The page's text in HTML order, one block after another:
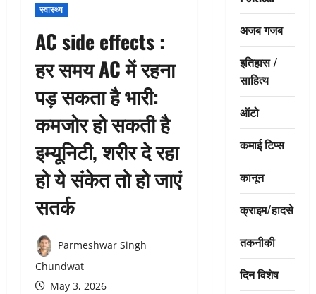
स्वास्थ्य
AC side effects :
हर समय AC में रहना
पड़ सकता है भारी:
कमजोर हो सकती है
इम्यूनिटी, शरीर दे रहा
हो ये संकेत तो हो जाएं
सतर्क
Parmeshwar Singh
Chundwat
May 3, 2026
अजब गजब
इतिहास /
साहित्य
ऑटो
कमाई टिप्स
कानून
क्राइम/हादसे
तकनीकी
दिन विशेष